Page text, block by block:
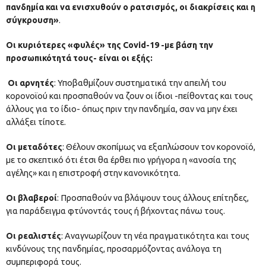
πανδημία και να ενισχυθούν ο ρατσισμός, οι διακρίσεις και η
σύγκρουση».
Οι κυριότερες «φυλές» της Covid-19 -με βάση την
προσωπικότητά τους- είναι οι εξής:
Οι αρνητές: Υποβαθμίζουν συστηματικά την απειλή του
κορονοϊού και προσπαθούν να ζουν οι ίδιοι -πείθοντας και τους
άλλους για το ίδιο- όπως πριν την πανδημία, σαν να μην έχει
αλλάξει τίποτε.
Οι μεταδότες: Θέλουν σκοπίμως να εξαπλώσουν τον κορονοϊό,
με το σκεπτικό ότι έτσι θα έρθει πιο γρήγορα η «ανοσία της
αγέλης» και η επιστροφή στην κανονικότητα.
Οι βλαβεροί: Προσπαθούν να βλάψουν τους άλλους επίτηδες,
για παράδειγμα φτύνοντάς τους ή βήχοντας πάνω τους.
Οι ρεαλιστές: Αναγνωρίζουν τη νέα πραγματικότητα και τους
κινδύνους της πανδημίας, προσαρμόζοντας ανάλογα τη
συμπεριφορά τους.